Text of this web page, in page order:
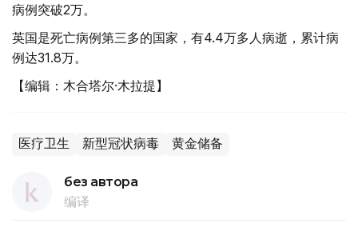
病例突破2万。
英国是死亡病例第三多的国家，有4.4万多人病逝，累计病
例达31.8万。
【编辑：木合塔尔·木拉提】
医疗卫生 新型冠状病毒 黄金储备
без автора
编译